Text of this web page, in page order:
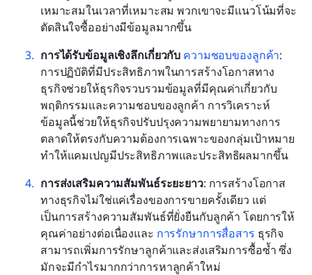
เหมาะสมในเวลาที่เหมาะสม พวกเขาจะมีแนวโน้มที่จะ
ตัดสินใจซื้ออย่างมีข้อมูลมากขึ้น
การได้รับข้อมูลเชิงลึกเกี่ยวกับ ความชอบของลูกค้า:
การปฏิบัติที่มีประสิทธิภาพในการสร้างโอกาสทาง
ธุรกิจช่วยให้ธุรกิจรวบรวมข้อมูลที่มีคุณค่าเกี่ยวกับ
พฤติกรรมและความชอบของลูกค้า การวิเคราะห์
ข้อมูลนี้ช่วยให้ธุรกิจปรับปรุงความพยายามทางการ
ตลาดให้ตรงกับความต้องการเฉพาะของกลุ่มเป้าหมาย
ทำให้แคมเปญมีประสิทธิภาพและประสิทธิผลมากขึ้น
การส่งเสริมความสัมพันธ์ระยะยาว: การสร้างโอกาส
ทางธุรกิจไม่ใช่แค่เรื่องของการขายครั้งเดียว แต่
เป็นการสร้างความสัมพันธ์ที่ยั่งยืนกับลูกค้า โดยการให้
คุณค่าอย่างต่อเนื่องและ การรักษาการสื่อสาร ธุรกิจ
สามารถเพิ่มการรักษาลูกค้าและส่งเสริมการซื้อซ้ำ ซึ่ง
มักจะมีกำไรมากกว่าการหาลูกค้าใหม่